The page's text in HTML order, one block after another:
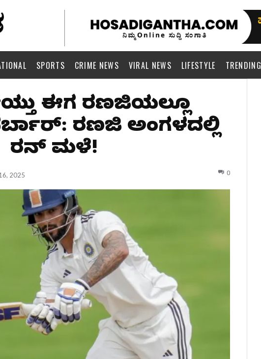
SPORTS CRIME NEWS VIRAL NEWS LIFESTYLE TRENDING
ಈಗ ರಣಜಿಯಲ್ಲೂ
ರಣಜಿ ಅಂಗಳದಲ್ಲಿ
ರನ್ ಮಳೆ!
2025 0